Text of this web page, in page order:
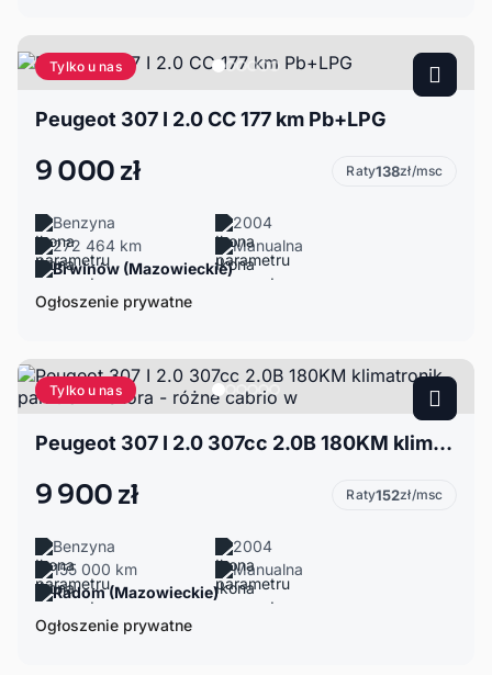
Tylko u nas
Peugeot 307 I 2.0 CC 177 km Pb+LPG
9 000 zł Raty138zł/msc
Benzyna
2004
272 464 km
Manualna
Brwinów (Mazowieckie)
Ogłoszenie prywatne
Tylko u nas
Peugeot 307 I 2.0 307cc 2.0B 180KM klimatronik parktronik skóra - różne cabrio w
9 900 zł Raty152zł/msc
Benzyna
2004
155 000 km
Manualna
Radom (Mazowieckie)
Ogłoszenie prywatne